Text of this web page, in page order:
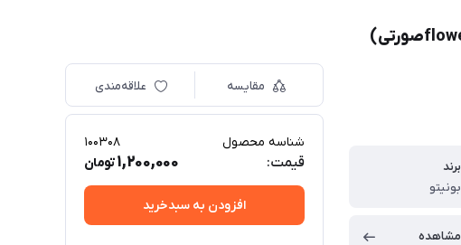
برند
بونیتو
مشاهده
مقایسه علاقه‌مندی
شناسه محصول 100308
قیمت: 1,200,000تومان
افزودن به سبدخرید